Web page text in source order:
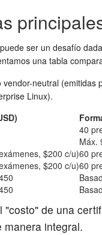
ser un desafío
una tabla
neutral
Linux).
40
Máx.
$200 c/u)60
$200 c/u)60
"costo" de una
manera integral.